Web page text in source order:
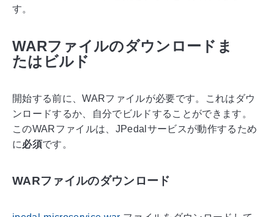
す。
WARファイルのダウンロードま
たはビルド
開始する前に、WARファイルが必要です。これはダウ
ンロードするか、自分でビルドすることができます。
このWARファイルは、JPedalサービスが動作するため
に必須です。
WARファイルのダウンロード